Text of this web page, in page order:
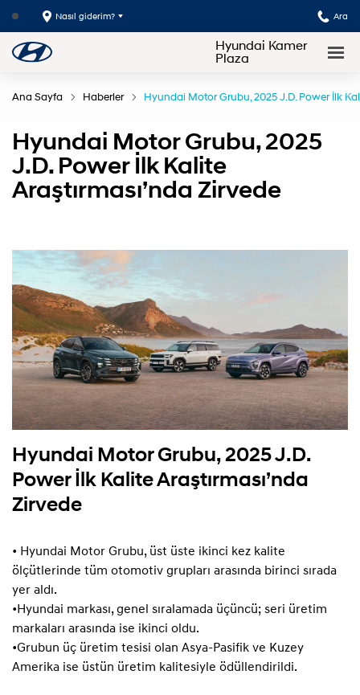
Nasıl giderim? Ara
Hyundai Kamer
Plaza
Ana Sayfa Haberler Hyundai Motor Grubu, 2025 J.D. Power İlk
Hyundai Motor Grubu, 2025
J.D. Power İlk Kalite
Araştırması’nda Zirvede
Hyundai Motor Grubu, 2025 J.D.
Power İlk Kalite Araştırması’nda
Zirvede
• Hyundai Motor Grubu, üst üste ikinci kez kalite
ölçütlerinde tüm otomotiv grupları arasında birinci sırada
yer aldı.
•Hyundai markası, genel sıralamada üçüncü; seri üretim
markaları arasında ise ikinci oldu.
•Grubun üç üretim tesisi olan Asya-Pasifik ve Kuzey
Amerika ise üstün üretim kalitesiyle ödüllendirildi.